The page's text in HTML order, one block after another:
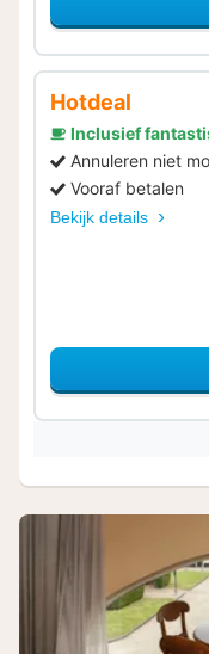
Hotdeal
Inclusief
Annuleren niet
Vooraf betalen
Bekijk details